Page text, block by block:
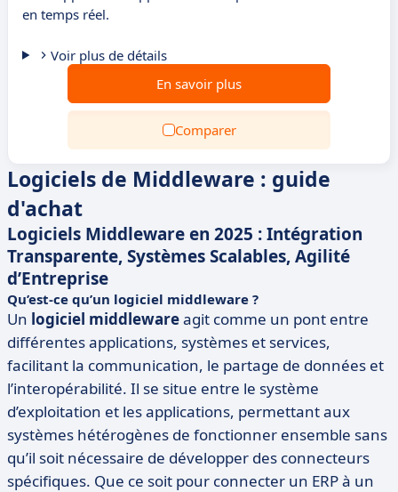
en temps réel.
Voir plus de détails
En savoir plus
Comparer
Logiciels de Middleware : guide
d'achat
Logiciels Middleware en 2025 : Intégration
Transparente, Systèmes Scalables, Agilité
d’Entreprise
Qu’est-ce qu’un logiciel middleware ?
Un logiciel middlewareagit comme un pont entre
différentes applications, systèmes et services,
facilitant la communication, le partage de données et
l’interopérabilité. Il se situe entre le système
d’exploitation et les applications, permettant aux
systèmes hétérogènes de fonctionner ensemble sans
qu’il soit nécessaire de développer des connecteurs
spécifiques. Que ce soit pour connecter un ERP à un